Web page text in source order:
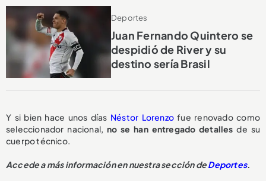
Deportes
Juan Fernando Quintero se
despidió de River y su
destino sería Brasil
Y si bien hace unos días Néstor Lorenzofue renovado como
seleccionador nacional, no se han entregado detalles de su
cuerpo técnico.
Accede a más información en nuestra sección deDeportes.